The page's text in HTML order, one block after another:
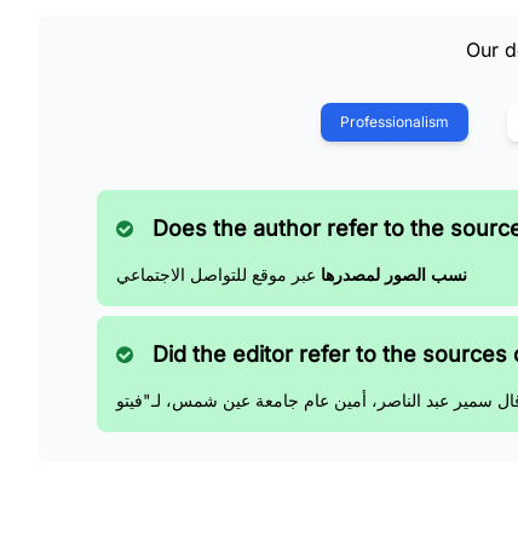
Our
Professionalism
Does the author refer to the
نسب الصور لمصدرها عبر موقع للتواصل الاجتماعي
Did the editor refer to the